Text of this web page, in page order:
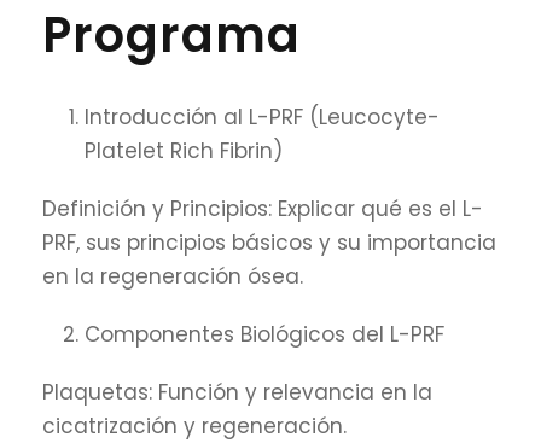
Programa
Introducción al L-PRF (Leucocyte-
Platelet Rich Fibrin)
Definición y Principios: Explicar qué es el L-
PRF, sus principios básicos y su importancia
en la regeneración ósea.
Componentes Biológicos del L-PRF
Plaquetas: Función y relevancia en la
cicatrización y regeneración.